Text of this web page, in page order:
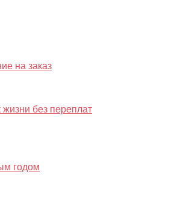
на заказ
жизни без переплат
годом